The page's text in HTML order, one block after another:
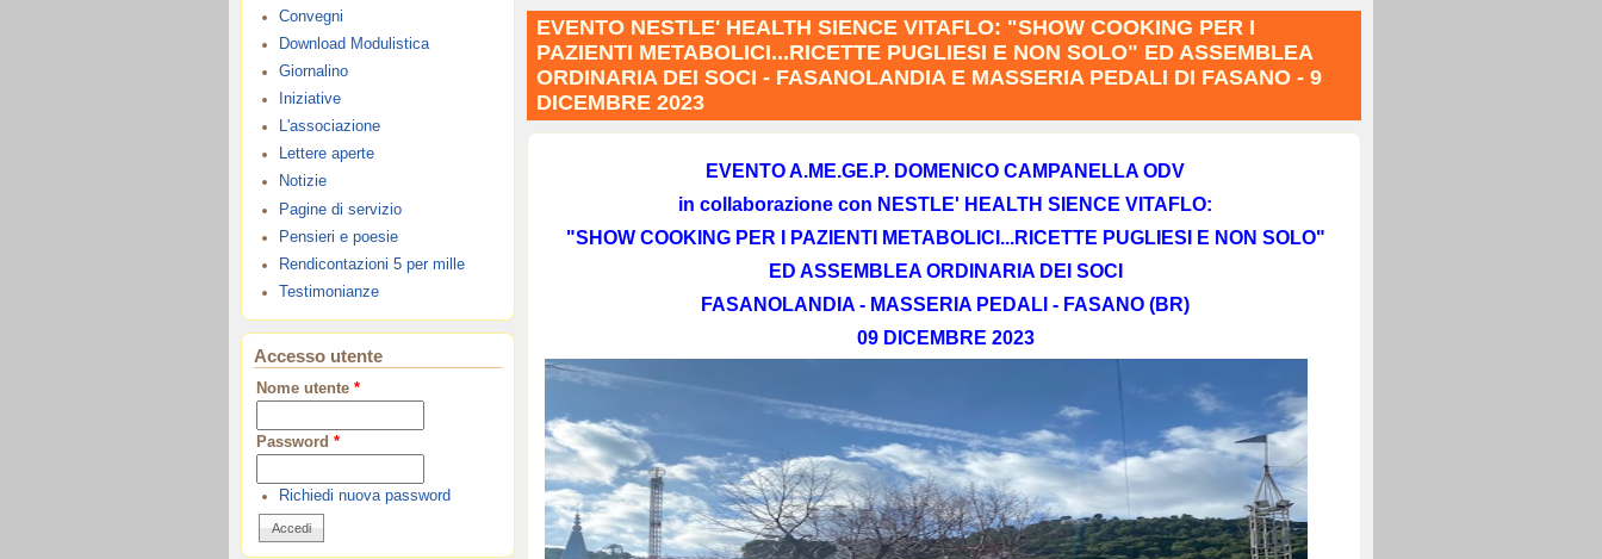
Convegni
Download Modulistica
Giornalino
Iniziative
L'associazione
Lettere aperte
Notizie
Pagine di servizio
Pensieri e poesie
Rendicontazioni 5 per mille
Testimonianze
Accesso utente
Nome utente *
Password *
Richiedi nuova password
EVENTO NESTLE' HEALTH SIENCE VITAFLO: "SHOW COOKING PER I
PAZIENTI METABOLICI...RICETTE PUGLIESI E NON SOLO" ED ASSEMBLEA
ORDINARIA DEI SOCI - FASANOLANDIA E MASSERIA PEDALI DI FASANO - 9
DICEMBRE 2023
EVENTO A.ME.GE.P. DOMENICO CAMPANELLA ODV
in collaborazione con NESTLE' HEALTH SIENCE VITAFLO:
"SHOW COOKING PER I PAZIENTI METABOLICI...RICETTE PUGLIESI E NON SOLO"
ED ASSEMBLEA ORDINARIA DEI SOCI
FASANOLANDIA - MASSERIA PEDALI - FASANO (BR)
09 DICEMBRE 2023